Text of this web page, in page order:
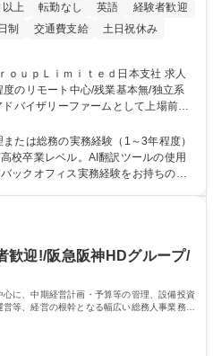
上 転勤なし 英語
経験者歓迎
制 交通費支給 土日祝休み
ｐＬｉｍｉｔｅｄ日本支社 求人
のリモート中心/残業基本無/独立系
理・総務をお任せします。基礎的な
織を支える専任担当として広く活躍
AI翻訳ツール等を使用しての対応で
は発生せず、ご自身のペースで業務
1日
/独立系ファーム
たは総務の実務経験（1～3年程度）
校卒業レベル。AI翻訳ツールの使用
ックオフィス実務経験をお持ちの方
の在宅勤務を実施しており、ワーク
環境です（フルリモートも面接で相
ックオフィス業務に柔軟に対応でき、
取りながら業務を推進できる方 学
大 専修学校 高校 語学力： 資格：
歓迎!/阪急阪神HDグループ/
に、中期経営計画・予算等の管理、設備投資
等、経営の根幹となる幅広い総務人事業務全